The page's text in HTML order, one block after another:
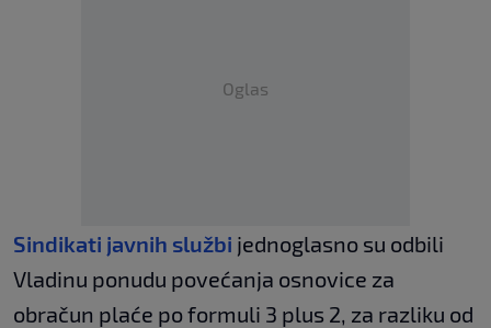
Oglas
Sindikati javnih službi jednoglasno su odbili
Vladinu ponudu povećanja osnovice za
obračun plaće po formuli 3 plus 2, za razliku od